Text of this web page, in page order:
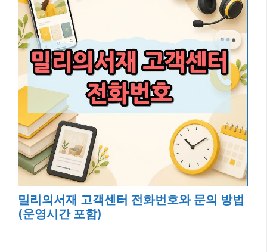
밀리의서재 고객센터 전화번호와 문의 방법
(운영시간 포함)